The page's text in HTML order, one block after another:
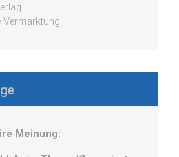
Vermarktung
Meinung: